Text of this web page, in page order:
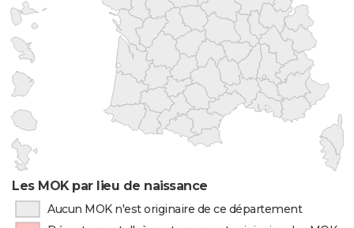
Les MOK par lieu de naissance
Aucun MOK n'est originaire de ce département